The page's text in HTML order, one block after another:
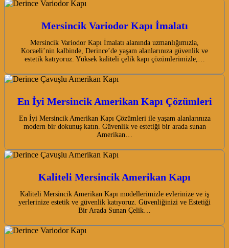
Mersincik Variodor Kapı İmalatı
Mersincik Variodor Kapı İmalatı alanında uzmanlığımızla,
Kocaeli’nin kalbinde, Derince’de yaşam alanlarınıza güvenlik ve
estetik katıyoruz. Yüksek kaliteli çelik kapı çözümlerimizle,…
En İyi Mersincik Amerikan Kapı Çözümleri
En İyi Mersincik Amerikan Kapı Çözümleri ile yaşam alanlarınıza
modern bir dokunuş katın. Güvenlik ve estetiği bir arada sunan
Amerikan…
Kaliteli Mersincik Amerikan Kapı
Kaliteli Mersincik Amerikan Kapı modellerimizle evlerinize ve iş
yerlerinize estetik ve güvenlik katıyoruz. Güvenliğinizi ve Estetiği
Bir Arada Sunan Çelik…